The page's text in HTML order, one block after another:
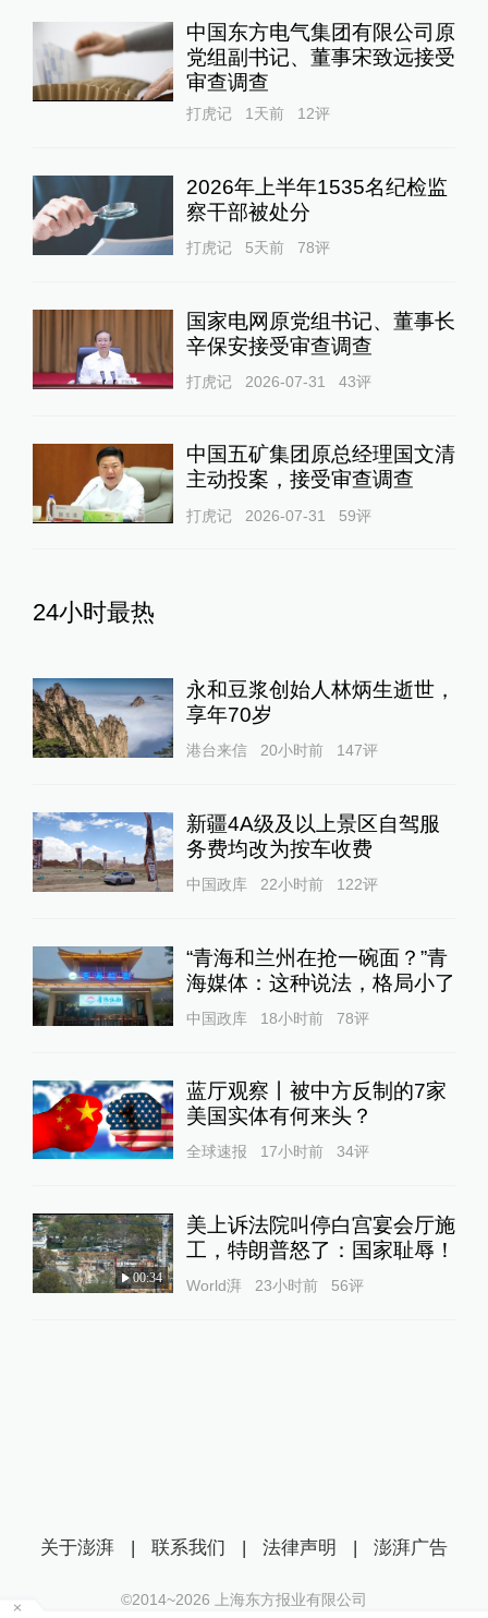
中国东方电气集团有限公司原
党组副书记、董事宋致远接受
审查调查
打虎记 1天前 12评
2026年上半年1535名纪检监
察干部被处分
打虎记 5天前 78评
国家电网原党组书记、董事长
辛保安接受审查调查
打虎记 2026-07-31 43评
中国五矿集团原总经理国文清
主动投案，接受审查调查
打虎记 2026-07-31 59评
24小时最热
永和豆浆创始人林炳生逝世，
享年70岁
港台来信 20小时前 147评
新疆4A级及以上景区自驾服
务费均改为按车收费
中国政库 22小时前 122评
“青海和兰州在抢一碗面？”青
海媒体：这种说法，格局小了
中国政库 18小时前 78评
蓝厅观察丨被中方反制的7家
美国实体有何来头？
全球速报 17小时前 34评
00:34
美上诉法院叫停白宫宴会厅施
工，特朗普怒了：国家耻辱！
World湃 23小时前 56评
关于澎湃 | 联系我们 | 法律声明 | 澎湃广告
©2014~2026 上海东方报业有限公司